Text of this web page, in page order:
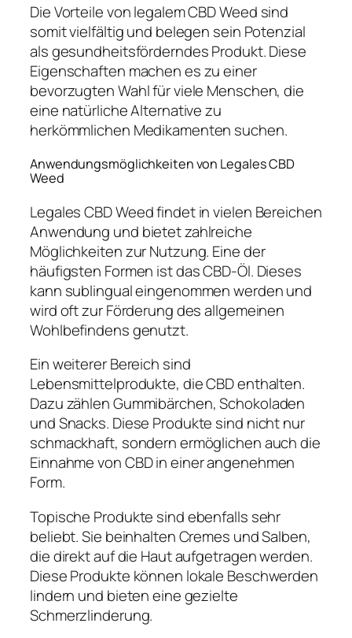
Die Vorteile von legalem CBD Weed sind
somit vielfältig und belegen sein Potenzial
als gesundheitsförderndes Produkt. Diese
Eigenschaften machen es zu einer
bevorzugten Wahl für viele Menschen, die
eine natürliche Alternative zu
herkömmlichen Medikamenten suchen.
Anwendungsmöglichkeiten von Legales CBD
Weed
Legales CBD Weed findet in vielen Bereichen
Anwendung und bietet zahlreiche
Möglichkeiten zur Nutzung. Eine der
häufigsten Formen ist das CBD-Öl. Dieses
kann sublingual eingenommen werden und
wird oft zur Förderung des allgemeinen
Wohlbefindens genutzt.
Ein weiterer Bereich sind
Lebensmittelprodukte, die CBD enthalten.
Dazu zählen Gummibärchen, Schokoladen
und Snacks. Diese Produkte sind nicht nur
schmackhaft, sondern ermöglichen auch die
Einnahme von CBD in einer angenehmen
Form.
Topische Produkte sind ebenfalls sehr
beliebt. Sie beinhalten Cremes und Salben,
die direkt auf die Haut aufgetragen werden.
Diese Produkte können lokale Beschwerden
lindern und bieten eine gezielte
Schmerzlinderung.